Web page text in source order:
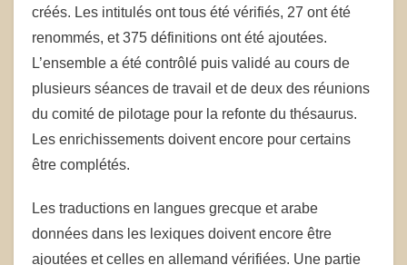
créés. Les intitulés ont tous été vérifiés, 27 ont été
renommés, et 375 définitions ont été ajoutées.
L’ensemble a été contrôlé puis validé au cours de
plusieurs séances de travail et de deux des réunions
du comité de pilotage pour la refonte du thésaurus.
Les enrichissements doivent encore pour certains
être complétés.
Les traductions en langues grecque et arabe
données dans les lexiques doivent encore être
ajoutées et celles en allemand vérifiées. Une partie